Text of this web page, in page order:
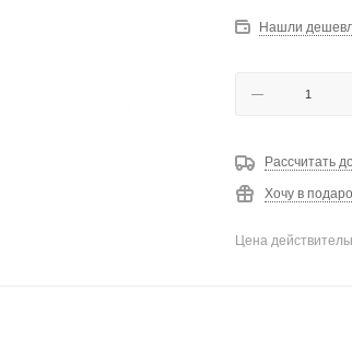
Нашли
Рассчитать
Хочу в
Цена